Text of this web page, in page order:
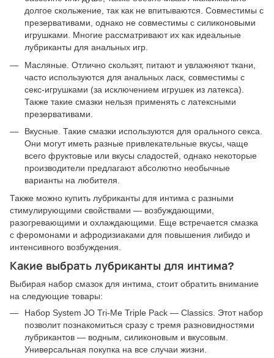
долгое скольжение, так как не впитываются. Совместимы с
презервативами, однако не совместимы с силиконовыми
игрушками. Многие рассматривают их как идеальные
лубриканты для анальных игр.
Масляные. Отлично скользят, питают и увлажняют ткани,
часто используются для анальных ласк, совместимы с
секс-игрушками (за исключением игрушек из латекса).
Также такие смазки нельзя применять с латексными
презервативами.
Вкусные. Такие смазки используются для орального секса.
Они могут иметь разные привлекательные вкусы, чаще
всего фруктовые или вкусы сладостей, однако некоторые
производители предлагают абсолютно необычные
варианты на любителя.
Также можно купить лубриканты для интима с разными
стимулирующими свойствами — возбуждающими,
разогревающими и охлаждающими. Еще встречается смазка
с феромонами и афродизиаками для повышения либидо и
интенсивного возбуждения.
Какие выбрать лубриканты для интима?
Выбирая набор смазок для интима, стоит обратить внимание
на следующие товары:
Набор System JO Tri-Me Triple Pack — Classics. Этот набор
позволит познакомиться сразу с тремя разновидностями
лубрикантов — водным, силиконовым и вкусовым.
Универсальная покупка на все случаи жизни.